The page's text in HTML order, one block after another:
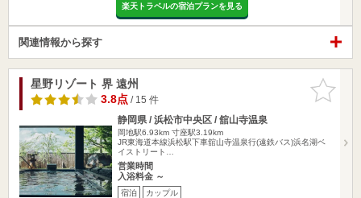
楽天トラベルの宿泊プランを見る
関連情報から探す
お気に入
りに追加
星野リゾート 界 遠州
3.8点/ 15 件
静岡県 / 浜松市中央区 / 舘山寺温泉
岡地駅6.93km 寸座駅3.19km
JR東海道本線浜松駅下車舘山寺温泉行(遠鉄バス)浜名湖ベ
イストリート…
営業時間
入浴料金 ～
宿泊 カップル